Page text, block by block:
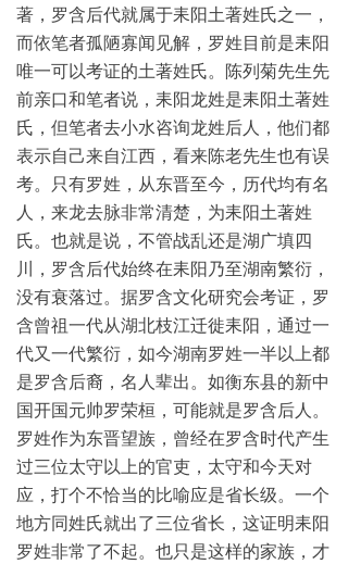
著，罗含后代就属于耒阳土著姓氏之一，
而依笔者孤陋寡闻见解，罗姓目前是耒阳
唯一可以考证的土著姓氏。陈列菊先生先
前亲口和笔者说，耒阳龙姓是耒阳土著姓
氏，但笔者去小水咨询龙姓后人，他们都
表示自己来自江西，看来陈老先生也有误
考。只有罗姓，从东晋至今，历代均有名
人，来龙去脉非常清楚，为耒阳土著姓
氏。也就是说，不管战乱还是湖广填四
川，罗含后代始终在耒阳乃至湖南繁衍，
没有衰落过。据罗含文化研究会考证，罗
含曾祖一代从湖北枝江迁徙耒阳，通过一
代又一代繁衍，如今湖南罗姓一半以上都
是罗含后裔，名人辈出。如衡东县的新中
国开国元帅罗荣桓，可能就是罗含后人。
罗姓作为东晋望族，曾经在罗含时代产生
过三位太守以上的官吏，太守和今天对
应，打个不恰当的比喻应是省长级。一个
地方同姓氏就出了三位省长，这证明耒阳
罗姓非常了不起。也只是这样的家族，才